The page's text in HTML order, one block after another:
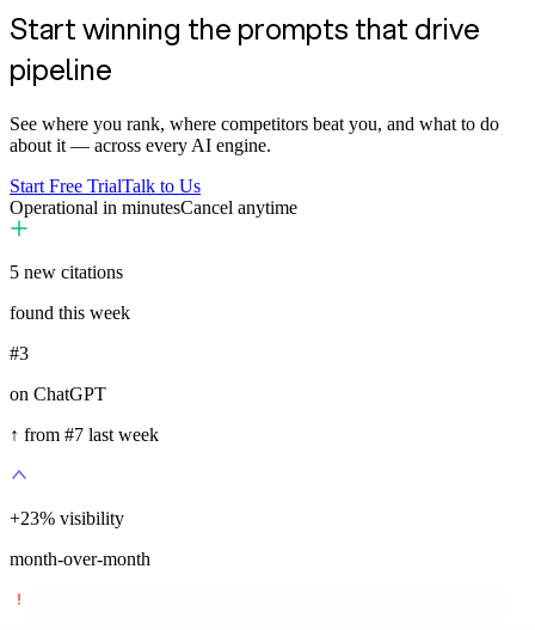
Start winning the prompts that drive
pipeline
See where you rank, where competitors beat you, and what to do
about it — across every AI engine.
Start Free TrialTalk to Us
Operational in minutesCancel anytime
5 new citations
found this week
#3
on ChatGPT
↑ from #7 last week
+35% visibility
month-over-month